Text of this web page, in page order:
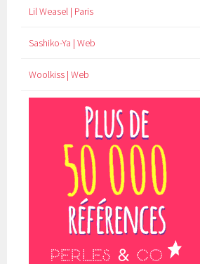
Lil Weasel | Paris
Sashiko-Ya | Web
Woolkiss | Web